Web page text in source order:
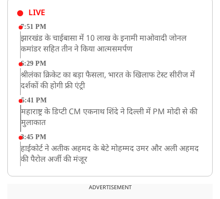
LIVE
7:51 PM
झारखंड के चाईबासा में 10 लाख के इनामी माओवादी जोनल
कमांडर सहित तीन ने किया आत्मसमर्पण
6:29 PM
श्रीलंका क्रिकेट का बड़ा फैसला, भारत के खिलाफ टेस्ट सीरीज में
दर्शकों की होगी फ्री एंट्री
5:41 PM
महाराष्ट्र के डिप्टी CM एकनाथ शिंदे ने दिल्ली में PM मोदी से की
मुलाकात
3:45 PM
हाईकोर्ट ने अतीक अहमद के बेटे मोहम्मद उमर और अली अहमद
की पैरोल अर्जी की मंजूर
CM योगी का सपा पर हमला, कहा- वोट बैंक की राजनीति ने
ADVERTISEMENT